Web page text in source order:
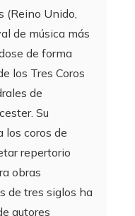
(Reino Unido,
de música más
de forma
los Tres Coros
de
Su
los coros de
repertorio
obras
de tres siglos ha
autores